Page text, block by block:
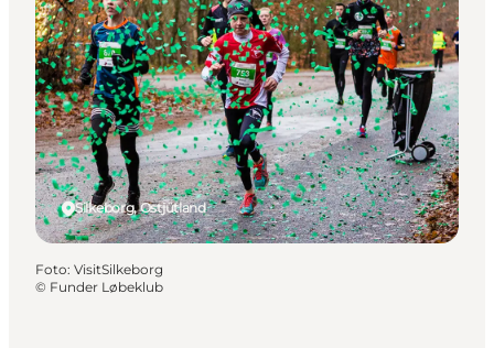
Silkeborg, Ostjütland
Foto: VisitSilkeborg
© Funder Løbeklub